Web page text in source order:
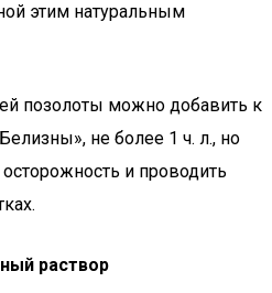
этим натуральным
позолоты можно добавить к
не более 1 ч. л., но
и проводить
раствор